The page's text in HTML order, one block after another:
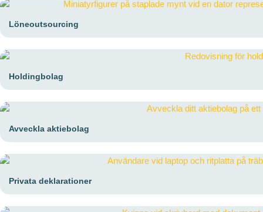
Löneoutsourcing
Holdingbolag
Avveckla aktiebolag
Privata deklarationer